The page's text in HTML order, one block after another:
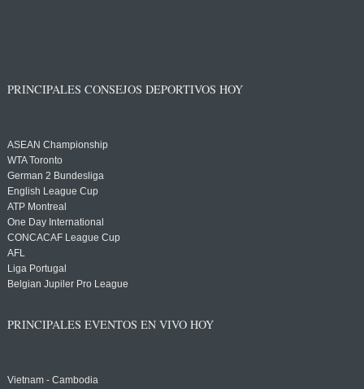
PRINCIPALES CONSEJOS DEPORTIVOS HOY
ASEAN Championship
WTA Toronto
German 2 Bundesliga
English League Cup
ATP Montreal
One Day International
CONCACAF League Cup
AFL
Liga Portugal
Belgian Jupiler Pro League
PRINCIPALES EVENTOS EN VIVO HOY
Vietnam - Cambodia